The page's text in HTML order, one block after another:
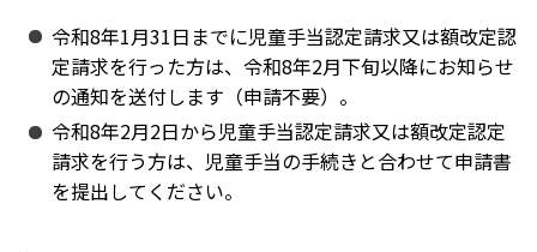
令和8年1月31日までに児童手当認定請求又は額改定認
定請求を行った方は、令和8年2月下旬以降にお知らせ
の通知を送付します（申請不要）。
令和8年2月2日から児童手当認定請求又は額改定認定
請求を行う方は、児童手当の手続きと合わせて申請書
を提出してください。